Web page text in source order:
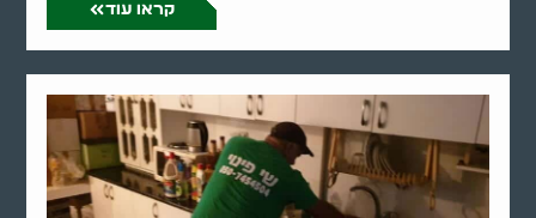
קראו עוד